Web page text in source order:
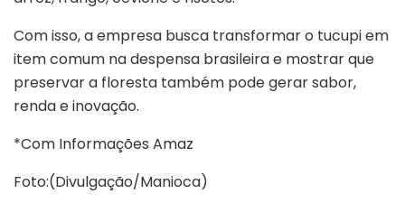
Com isso, a empresa busca transformar o tucupi em
item comum na despensa brasileira e mostrar que
preservar a floresta também pode gerar sabor,
renda e inovação.
*Com Informações Amaz
Foto:(Divulgação/Manioca)